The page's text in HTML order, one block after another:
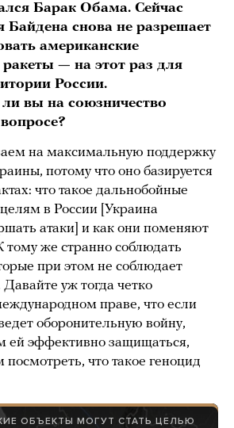
Барак Обама. Сейчас
Байдена снова не разрешает
американские
— на этот раз для
России.
ли вы на союзничество
на максимальную поддержку
потому что оно базируется
что такое дальнобойные
в России [Украина
атаки] и как они поменяют
тому же странно соблюдать
при этом не соблюдает
Давайте уж тогда четко
праве, что если
оборонительную войну,
ей эффективно защищаться,
посмотреть, что такое геноцид
ОБЪЕКТЫ МОГУТ СТАТЬ ЦЕЛЬЮ